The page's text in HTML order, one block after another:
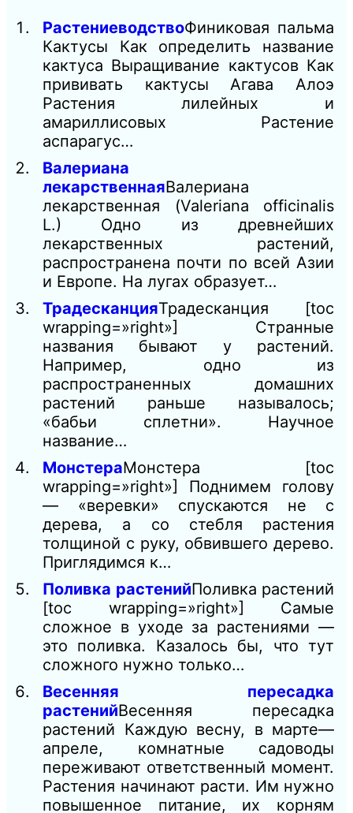
РастениеводствоФиниковая пальма
Кактусы Как определить название
кактуса Выращивание кактусов Как
прививать кактусы Агава Алоэ
Растения лилейных и
амариллисовых Растение
аспарагус…
Валериана
лекарственнаяВалериана
лекарственная (Valeriana officinalis
L.) Одно из древнейших
лекарственных растений,
распространена почти по всей Азии
и Европе. На лугах образует…
ТрадесканцияТрадесканция [toc
wrapping=»right»] Странные
названия бывают у растений.
Например, одно из
распространенных домашних
растений раньше называлось;
«бабьи сплетни». Научное
название…
МонстераМонстера [toc
wrapping=»right»] Поднимем голову
— «веревки» спускаются не с
дерева, а со стебля растения
толщиной с руку, обвившего дерево.
Приглядимся к…
Поливка растенийПоливка растений
[toc wrapping=»right»] Самые
сложное в уходе за растениями —
это поливка. Казалось бы, что тут
сложного нужно только…
Весенняя пересадка
растенийВесенняя пересадка
растений Каждую весну, в марте—
апреле, комнатные садоводы
переживают ответственный момент.
Растения начинают расти. Им нужно
повышенное питание, их корням